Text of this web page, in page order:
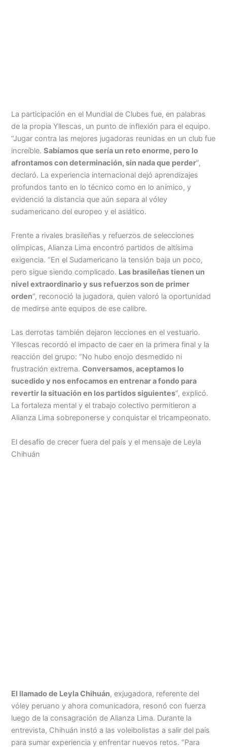
La participación en el Mundial de Clubes fue, en palabras
de la propia Yllescas, un punto de inflexión para el equipo.
“Jugar contra las mejores jugadoras reunidas en un club fue
increíble.Sabíamos que sería un reto enorme, pero lo
afrontamos con determinación, sin nada que perder”,
declaró. La experiencia internacional dejó aprendizajes
profundos tanto en lo técnico como en lo anímico, y
evidenció la distancia que aún separa al vóley
sudamericano del europeo y el asiático.
Frente a rivales brasileñas y refuerzos de selecciones
olímpicas, Alianza Lima encontró partidos de altísima
exigencia. “En el Sudamericano la tensión baja un poco,
pero sigue siendo complicado. Las brasileñas tienen un
nivel extraordinario y sus refuerzos son de primer
orden”, reconoció la jugadora, quien valoró la oportunidad
de medirse ante equipos de ese calibre.
Las derrotas también dejaron lecciones en el vestuario.
Yllescas recordó el impacto de caer en la primera final y la
reacción del grupo: “No hubo enojo desmedido ni
frustración extrema.Conversamos, aceptamos lo
sucedido y nos enfocamos en entrenar a fondo para
revertir la situación en los partidos siguientes”, explicó.
La fortaleza mental y el trabajo colectivo permitieron a
Alianza Lima sobreponerse y conquistar el tricampeonato.
El desafío de crecer fuera del país y el mensaje de Leyla
Chihuán
El llamado de Leyla Chihuán, exjugadora, referente del
vóley peruano y ahora comunicadora, resonó con fuerza
luego de la consagración de Alianza Lima. Durante la
entrevista, Chihuán instó a las voleibolistas a salir del país
para sumar experiencia y enfrentar nuevos retos. “Para